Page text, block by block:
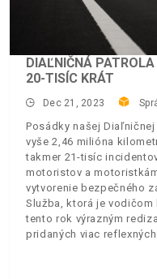
DIAĽNIČNÁ
20-TISÍC KRÁT
Dec 21, 2023
Posádky našej
vyše 2,46 milióna
takmer 21-tisíc
motoristov a
vytvorenie bezpečného
Služba, ktorá je
tento rok výrazným
pridaných viac reflexných